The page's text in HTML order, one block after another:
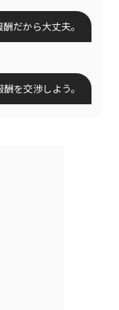
だから大丈夫。
を交渉しよう。